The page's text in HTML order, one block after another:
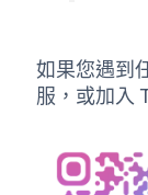
如果您遇到
服，或加入